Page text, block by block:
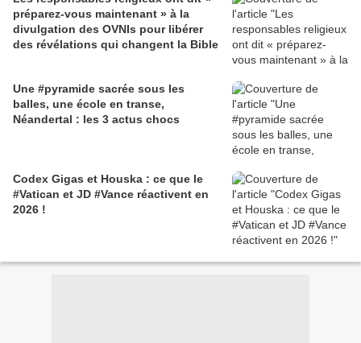
préparez-vous maintenant » à la
divulgation des OVNIs pour libérer
des révélations qui changent la Bible
Une #pyramide sacrée sous les
balles, une école en transe,
Néandertal : les 3 actus chocs
Codex Gigas et Houska : ce que le
#Vatican et JD #Vance réactivent en
2026 !